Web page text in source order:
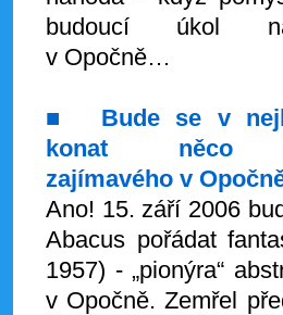
budoucí úkol
v Opočně…
■ Bude se v
konat něco
zajímavého v
Ano! 15. září 2006
Abacus pořádat
1957) - „pionýra“
v Opočně. Zemřel